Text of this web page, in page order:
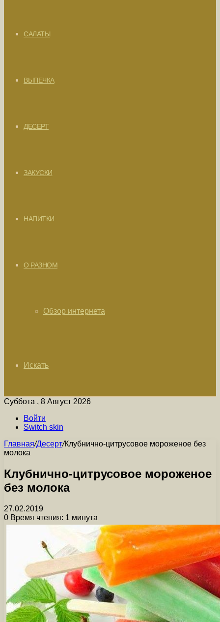
САЛАТЫ
ВЫПЕЧКА
ДЕСЕРТ
ЗАКУСКИ
НАПИТКИ
О РАЗНОМ
Обзор интернета
Искать
Суббота , 8 Август 2026
Войти
Switch skin
Главная/Десерт/Клубнично-цитрусовое мороженое без
молока
Клубнично-цитрусовое мороженое
без молока
27.02.2019
0 Время чтения: 1 минута